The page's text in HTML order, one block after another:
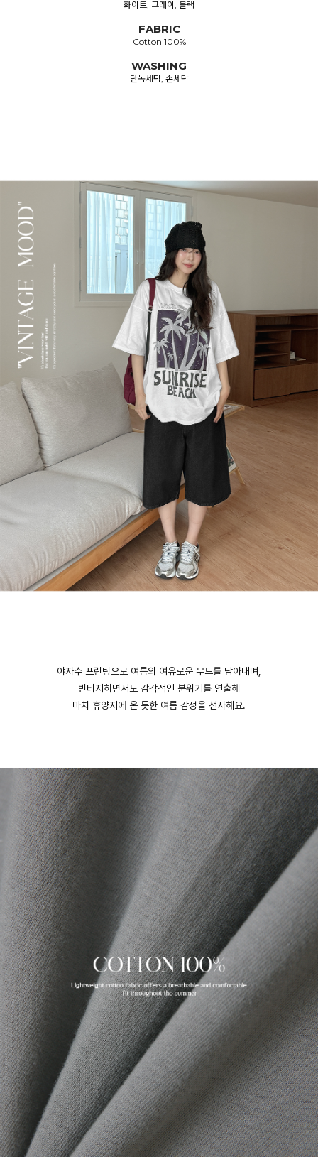
화이트, 그레이, 블랙
FABRIC
Cotton 100%
WASHING
단독세탁, 손세탁
야자수 프린팅으로 여름의 여유로운 무드를 담아내며,
빈티지하면서도 감각적인 분위기를 연출해
마치 휴양지에 온 듯한 여름 감성을 선사해요.